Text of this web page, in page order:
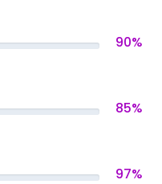
90%
85%
97%